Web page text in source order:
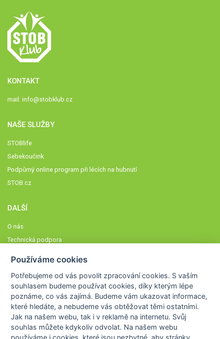
KONTAKT
mail: info@stobklub.cz
NAŠE SLUŽBY
STOBlife
Sebekoučink
Podpůrný online program při lécích na hubnutí
STOB.cz
DALŠÍ
O nás
Technická podpora
Členové STOBklubu
Zásady nakládání s osobními údaji
Otestujte se
Spočítejte si
Výzva 52
Používáme cookies
Potřebujeme od vás povolit zpracování cookies. S vaším
souhlasem budeme používat cookies, díky kterým lépe
poznáme,co vás zajímá. Budeme vám ukazovat informace,
které hledáte, a nebudeme vás obtěžovat těmi ostatními.
Jak na našem webu, tak i v reklamě na internetu. Svůj
souhlas můžete kdykoliv odvolat. Na našem webu
používáme i cookies, které jsou nezbytné , aby stránky